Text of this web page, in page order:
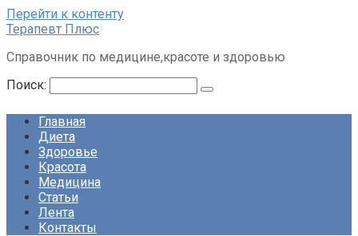
Перейти к контенту
Терапевт Плюс
Справочник по медицине,красоте и здоровью
Поиск:
Главная
Диета
Здоровье
Красота
Медицина
Статьи
Лента
Контакты